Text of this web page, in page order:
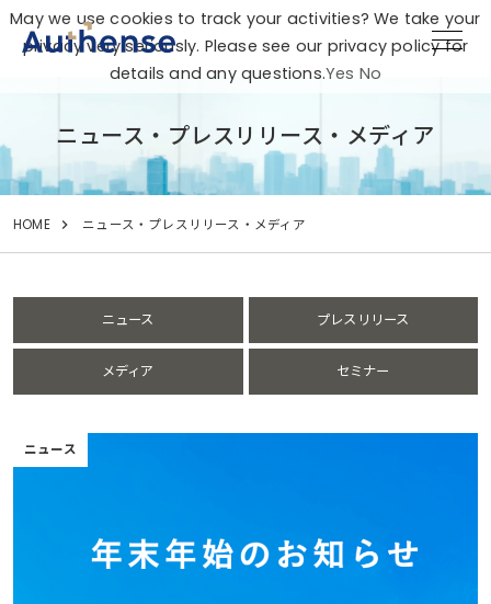
ニュース・プレスリリース・メディア
HOME ニュース・プレスリリース・メディア
ニュース プレスリリース
メディア セミナー
ニュース
May we use cookies to track your activities? We take your
privacy very seriously. Please see our privacy policy for
details and any questions.Yes No